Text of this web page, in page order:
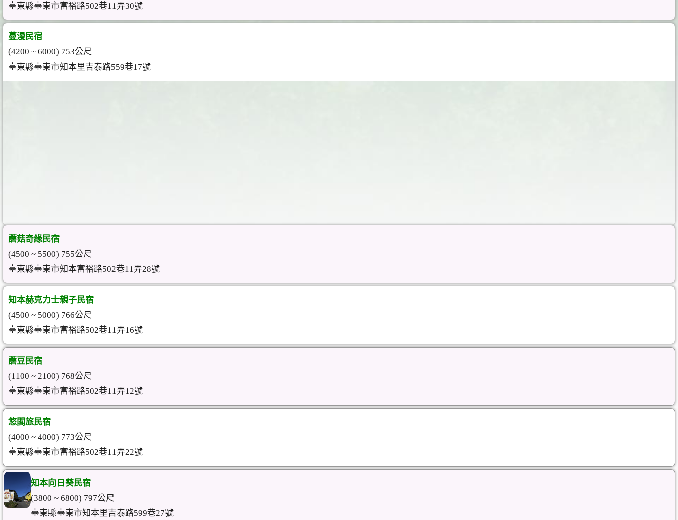
臺東縣臺東市富裕路502巷11弄30號
蔓漫民宿
(4200 ~ 6000) 753公尺
臺東縣臺東市知本里吉泰路559巷17號
蘑菇奇緣民宿
(4500 ~ 5500) 755公尺
臺東縣臺東市知本富裕路502巷11弄28號
知本赫克力士親子民宿
(4500 ~ 5000) 766公尺
臺東縣臺東市富裕路502巷11弄16號
蘑豆民宿
(1100 ~ 2100) 768公尺
臺東縣臺東市富裕路502巷11弄12號
悠閣旅民宿
(4000 ~ 4000) 773公尺
臺東縣臺東市富裕路502巷11弄22號
知本向日葵民宿
(3800 ~ 6800) 797公尺
臺東縣臺東市知本里吉泰路599巷27號